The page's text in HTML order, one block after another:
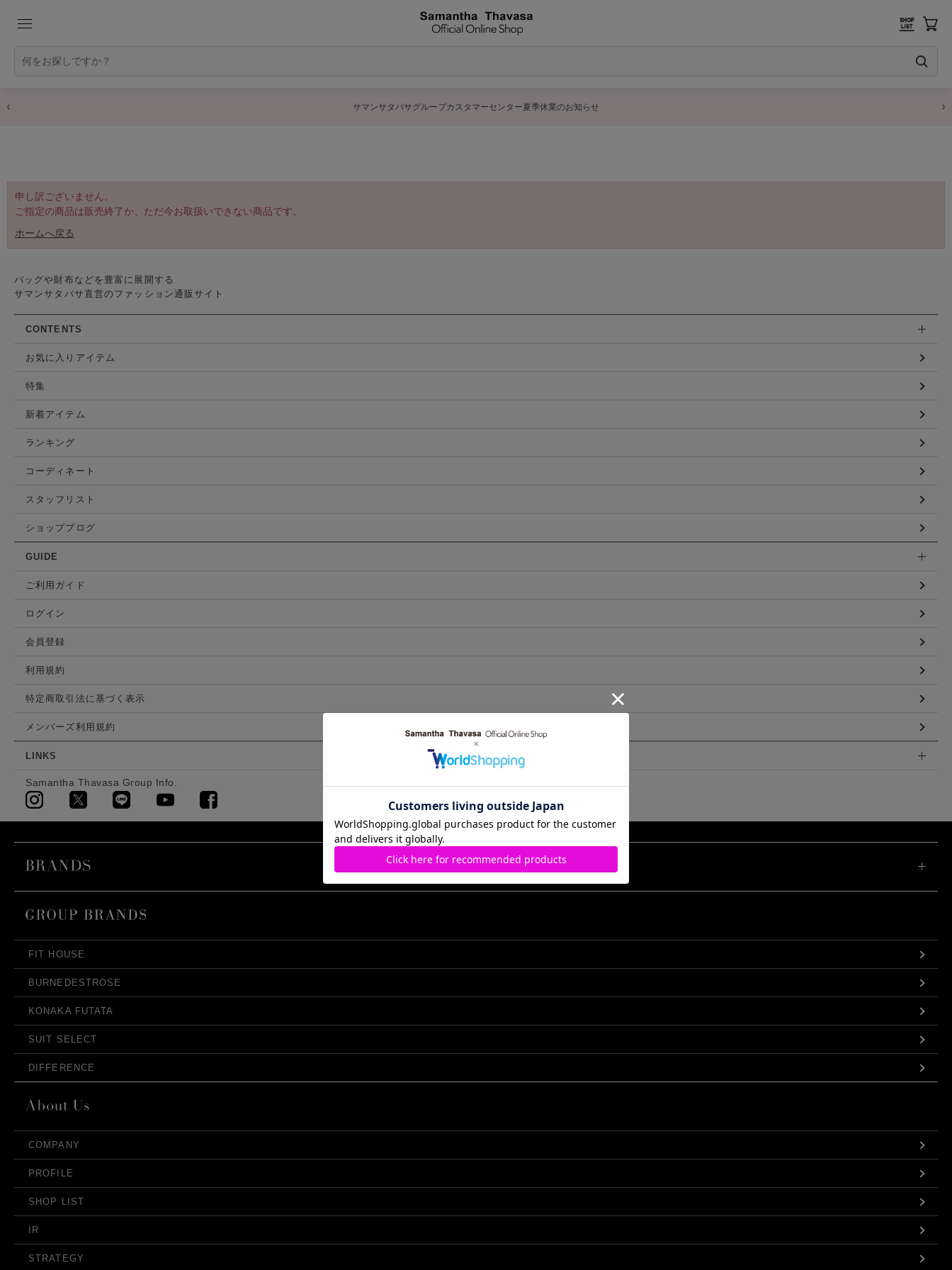
サマンサタバサグループカスタマーセンター夏季休業のお知らせ
申し訳ございません。
ご指定の商品は販売終了か、ただ今お取扱いできない商品です。
ホームへ戻る
バッグや財布などを豊富に展開する
サマンサタバサ直営のファッション通販サイト
CONTENTS
お気に入りアイテム
特集
新着アイテム
ランキング
コーディネート
スタッフリスト
ショップブログ
GUIDE
ご利用ガイド
ログイン
会員登録
利用規約
特定商取引法に基づく表示
メンバーズ利用規約
LINKS
Samantha Thavasa Group Info.
FIT HOUSE
BURNEDESTROSE
KONAKA FUTATA
SUIT SELECT
DIFFERENCE
COMPANY
PROFILE
SHOP LIST
IR
STRATEGY